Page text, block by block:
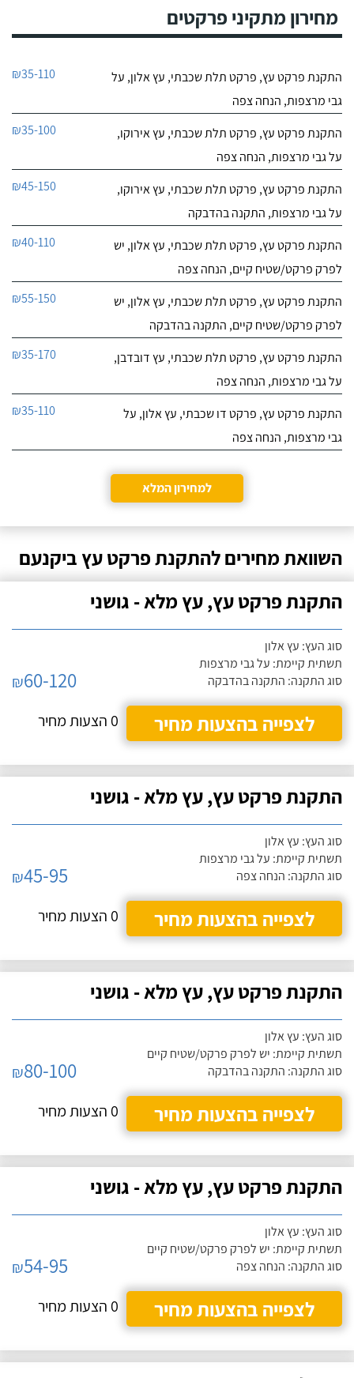
מחירון מתקיני פרקטים
התקנת פרקט עץ, פרקט תלת שכבתי, עץ אלון, על
גבי מרצפות, הנחה צפה
₪35-110
התקנת פרקט עץ, פרקט תלת שכבתי, עץ אירוקו,
על גבי מרצפות, הנחה צפה
₪35-100
התקנת פרקט עץ, פרקט תלת שכבתי, עץ אירוקו,
על גבי מרצפות, התקנה בהדבקה
₪45-150
התקנת פרקט עץ, פרקט תלת שכבתי, עץ אלון, יש
לפרק פרקט/שטיח קיים, הנחה צפה
₪40-110
התקנת פרקט עץ, פרקט תלת שכבתי, עץ אלון, יש
לפרק פרקט/שטיח קיים, התקנה בהדבקה
₪55-150
התקנת פרקט עץ, פרקט תלת שכבתי, עץ דובדבן,
על גבי מרצפות, הנחה צפה
₪35-170
התקנת פרקט עץ, פרקט דו שכבתי, עץ אלון, על
גבי מרצפות, הנחה צפה
₪35-110
למחירון המלא
השוואת מחירים להתקנת פרקט עץ ביקנעם
התקנת פרקט עץ, עץ מלא - גושני
סוג העץ: עץ אלון
תשתית קיימת: על גבי מרצפות
סוג התקנה: התקנה בהדבקה
₪60-120
לצפייה בהצעות מחיר
0 הצעות מחיר
התקנת פרקט עץ, עץ מלא - גושני
סוג העץ: עץ אלון
תשתית קיימת: על גבי מרצפות
סוג התקנה: הנחה צפה
₪45-95
לצפייה בהצעות מחיר
0 הצעות מחיר
התקנת פרקט עץ, עץ מלא - גושני
סוג העץ: עץ אלון
תשתית קיימת: יש לפרק פרקט/שטיח קיים
סוג התקנה: התקנה בהדבקה
₪80-100
לצפייה בהצעות מחיר
0 הצעות מחיר
התקנת פרקט עץ, עץ מלא - גושני
סוג העץ: עץ אלון
תשתית קיימת: יש לפרק פרקט/שטיח קיים
סוג התקנה: הנחה צפה
₪54-95
לצפייה בהצעות מחיר
0 הצעות מחיר